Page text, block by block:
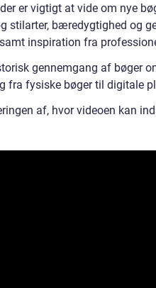
er vigtigt at vide om nye
stilarter, bæredygtighed og
inspiration fra
gennemgang af bøger
fra fysiske bøger til digitale
af, hvor videoen kan